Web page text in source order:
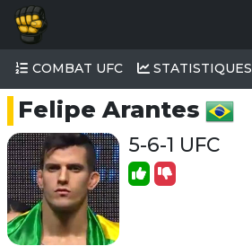
COMBAT UFC STATISTIQUES
Felipe Arantes
5-6-1 UFC